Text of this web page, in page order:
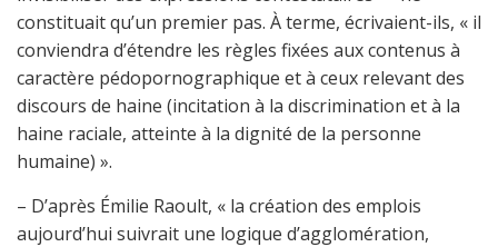
constituait qu’un premier pas. À terme, écrivaient-ils, « il
conviendra d’étendre les règles fixées aux contenus à
caractère pédopornographique et à ceux relevant des
discours de haine (incitation à la discrimination et à la
haine raciale, atteinte à la dignité de la personne
humaine) ».
– D’après Émilie Raoult, « la création des emplois
aujourd’hui suivrait une logique d’agglomération,